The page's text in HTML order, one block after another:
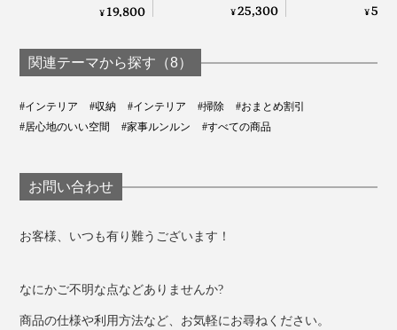
配色で積み重ねも自
¥19,800
色で積み重ねも自在
¥25,300
ビング書斎
¥
関連テーマから探す（8）
#インテリア #収納 #インテリア #掃除
#おまとめ割引
#居心地のいい空間
#家事ルンルン #すべての商品
お問い合わせ
お客様、いつも有り難うございます！
なにかご不明な点などありませんか?
商品の仕様や利用方法など、お気軽にお尋ねください。